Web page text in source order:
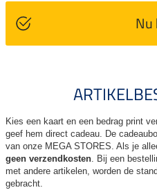
Nu
Kies een kaart en een bedrag print
geef hem direct cadeau. De
van onze MEGA STORES. Als je
geen verzendkosten. Bij een
met andere artikelen, worden de
gebracht.